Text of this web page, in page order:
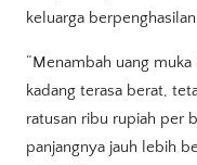
keluarga
“Menambah uang
kadang terasa berat,
ratusan ribu rupiah per
panjangnya jauh lebih